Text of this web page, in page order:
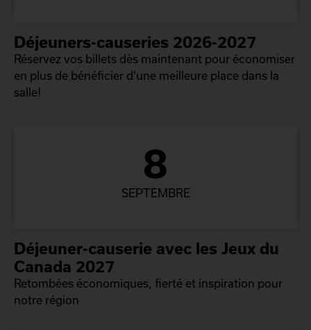
Déjeuners-causeries 2026-2027
Réservez vos billets dès maintenant pour économiser
en plus de bénéficier d’une meilleure place dans la
salle!
8
SEPTEMBRE
Déjeuner-causerie avec les Jeux du
Canada 2027
Retombées économiques, fierté et inspiration pour
notre région